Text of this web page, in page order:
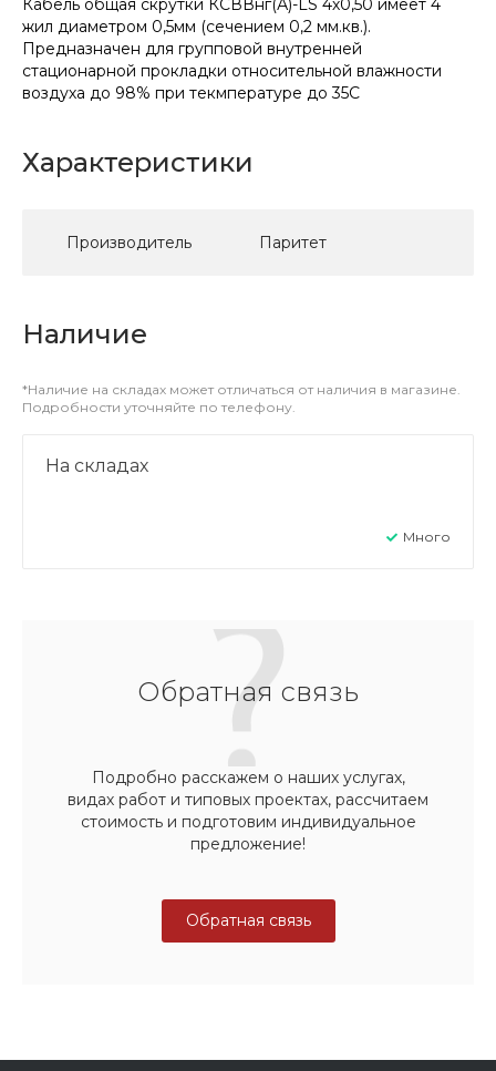
Кабель общая скрутки КСВВнг(А)-LS 4х0,50 имеет 4
жил диаметром 0,5мм (сечением 0,2 мм.кв.).
Предназначен для групповой внутренней
стационарной прокладки относительной влажности
воздуха до 98% при текмпературе до 35С
Характеристики
Производитель Паритет
Наличие
*Наличие на складах может отличаться от наличия в магазине.
Подробности уточняйте по телефону.
На складах
Много
Обратная связь
Подробно расскажем о наших услугах,
видах работ и типовых проектах, рассчитаем
стоимость и подготовим индивидуальное
предложение!
Обратная связь